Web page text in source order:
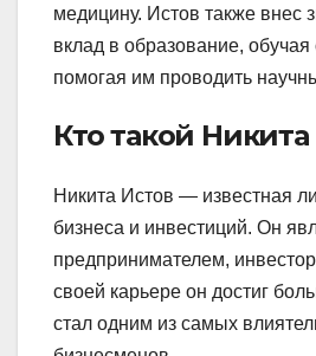
медицину. Истов также внес
вклад в образование, обучая
помогая им проводить
Кто такой Никита
Никита Истов — известная
бизнеса и инвестиций. Он
предпринимателем,
своей карьере он достиг
стал одним из самых